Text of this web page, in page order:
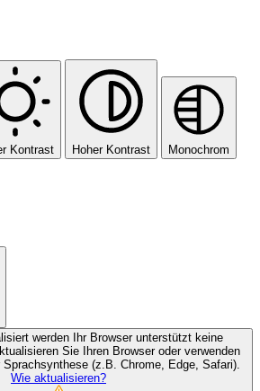
Kontrast Hoher Kontrast Monochrom
werden
Ihr Browser unterstützt keine
Sie Ihren Browser oder verwenden
(z.B. Chrome, Edge, Safari).
Wie aktualisieren?